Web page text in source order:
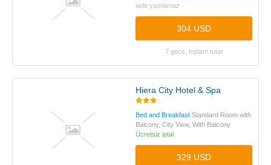
iade yapılamaz
304 USD
7 gece, toplam tutar
Hiera City Hotel & Spa
Bed and Breakfast Standard Room with
Balcony, City View, With Balcony
Ücretsiz iptal
329 USD